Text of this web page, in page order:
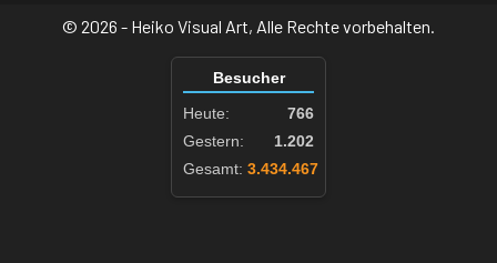
© 2026 - Heiko Visual Art, Alle Rechte vorbehalten.
Besucher
Heute:
766
Gestern:
1.202
Gesamt: 3.434.467